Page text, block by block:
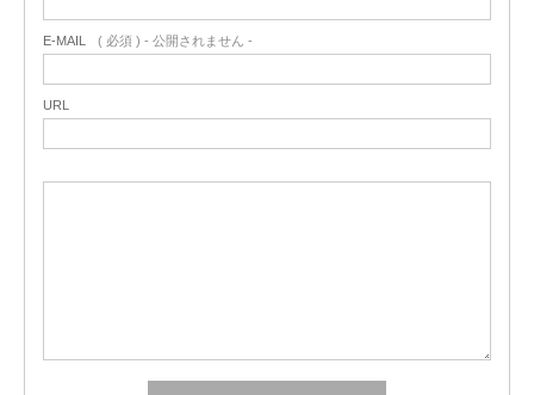
E-MAIL ( 必須 ) - 公開されません -
URL